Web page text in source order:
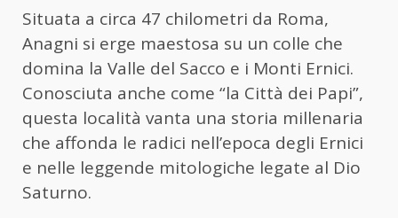
Situata a circa 47 chilometri da Roma,
Anagni si erge maestosa su un colle che
domina la Valle del Sacco e i Monti Ernici.
Conosciuta anche come “la Città dei Papi”,
questa località vanta una storia millenaria
che affonda le radici nell’epoca degli Ernici
e nelle leggende mitologiche legate al Dio
Saturno.